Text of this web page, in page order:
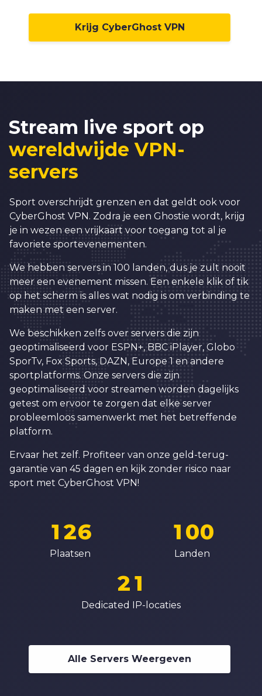
Krijg CyberGhost VPN
Stream live sport op
wereldwijde VPN-
servers
Sport overschrijdt grenzen en dat geldt ook voor
CyberGhost VPN. Zodra je een Ghostie wordt, krijg
je in wezen een vrijkaart voor toegang tot al je
favoriete sportevenementen.
We hebben servers in 100 landen, dus je zult nooit
meer een evenement missen. Een enkele klik of tik
op het scherm is alles wat nodig is om verbinding te
maken met een server.
We beschikken zelfs over servers die zijn
geoptimaliseerd voor ESPN+, BBC iPlayer, Globo
SporTv, Fox Sports, DAZN, Europe 1 en andere
sportplatforms. Onze servers die zijn
geoptimaliseerd voor streamen worden dagelijks
getest om ervoor te zorgen dat elke server
probleemloos samenwerkt met het betreffende
platform.
Ervaar het zelf. Profiteer van onze geld-terug-
garantie van 45 dagen en kijk zonder risico naar
sport met CyberGhost VPN!
1
2
8
0
1
2
3
4
5
6
7
8
9
0
2
3
8
9
2
3
5
7
8
0
1
2
4
5
6
7
8
9
0
1
2
3
4
6
7
9
Plaatsen
1
2
5
7
8
1
2
3
4
5
6
7
0
1
6
7
1
4
5
6
7
8
9
1
2
3
4
5
6
7
0
1
7
Landen
2
3
5
6
0
1
2
3
5
6
1
2
4
5
Dedicated IP-locaties
Alle Servers Weergeven